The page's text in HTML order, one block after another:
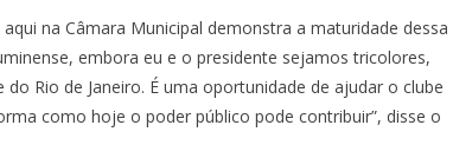
na Câmara Municipal demonstra a maturidade dessa
embora eu e o presidente sejamos tricolores,
Rio de Janeiro. É uma oportunidade de ajudar o clube
como hoje o poder público pode contribuir”, disse o